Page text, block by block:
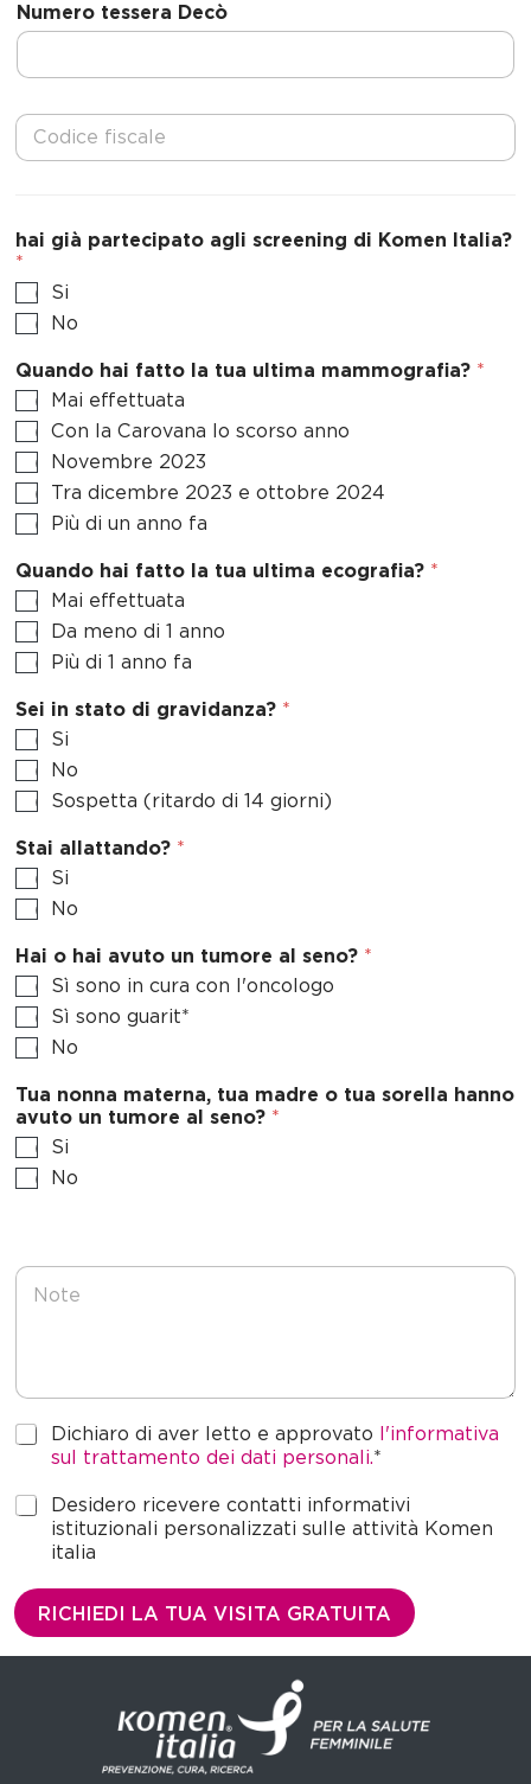
i
e
S
t
e
Numero tessera Decò
C
d
e
f
i
s
l
e
*
hai già partecipato agli screening di Komen Italia?
*
Si
No
Quando hai fatto la tua ultima mammografia? *
Mai effettuata
Con la Carovana lo scorso anno
Novembre 2023
Tra dicembre 2023 e ottobre 2024
Più di un anno fa
Quando hai fatto la tua ultima ecografia? *
Mai effettuata
Da meno di 1 anno
Più di 1 anno fa
Sei in stato di gravidanza? *
Si
No
Sospetta (ritardo di 14 giorni)
Stai allattando? *
Si
No
Hai o hai avuto un tumore al seno? *
Sì sono in cura con l'oncologo
Sì sono guarit*
No
Tua nonna materna, tua madre o tua sorella hanno
avuto un tumore al seno? *
Si
No
N
P
v
a
*
Dichiaro di aver letto e approvato l'informativa
sul trattamento dei dati personali.*
M
e
t
n
Desidero ricevere contatti informativi
istituzionali personalizzati sulle attività Komen
italia
RICHIEDI LA TUA VISITA GRATUITA